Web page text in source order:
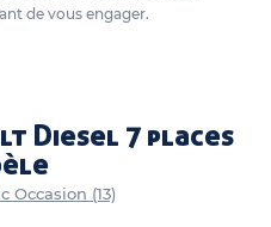
de vous engager.
Diesel 7 places
Occasion (13)